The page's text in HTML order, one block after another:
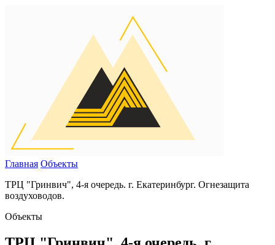
Главная Объекты
ТРЦ "Гринвич", 4-я очередь. г. Екатеринбург. Огнезащита
воздуховодов.
Объекты